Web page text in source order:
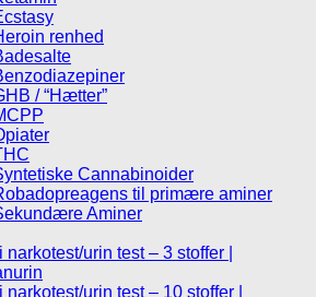
renhed
/ “Hætter”
Cannabinoider
til primære aminer
Aminer
narkotest/urin test – 3 stoffer |
narkotest/urin test – 10 stoffer |